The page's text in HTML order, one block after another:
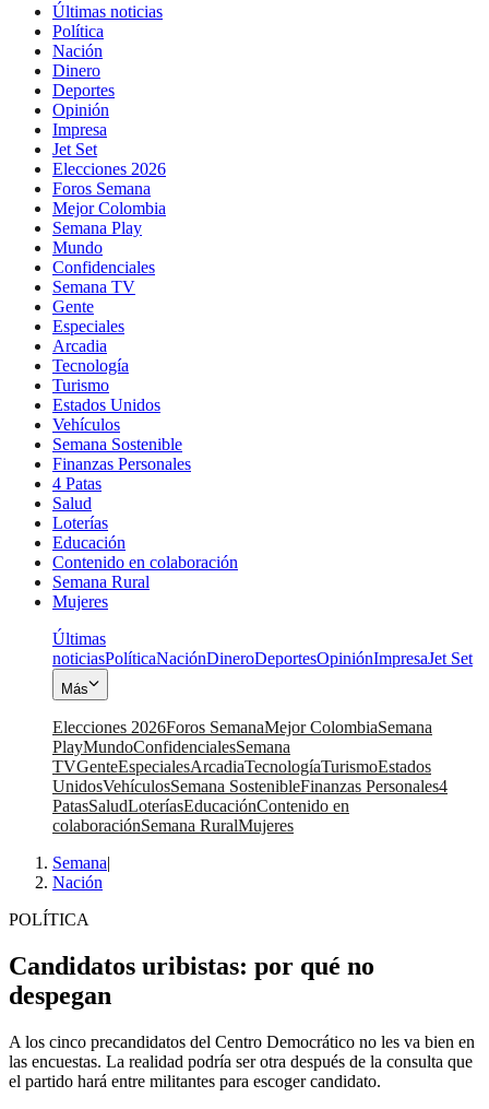
Últimas noticias
Política
Nación
Dinero
Deportes
Opinión
Impresa
Jet Set
Elecciones 2026
Foros Semana
Mejor Colombia
Semana Play
Mundo
Confidenciales
Semana TV
Gente
Especiales
Arcadia
Tecnología
Turismo
Estados Unidos
Vehículos
Semana Sostenible
Finanzas Personales
4 Patas
Salud
Loterías
Educación
Contenido en colaboración
Semana Rural
Mujeres
Últimas
noticiasPolíticaNaciónDineroDeportesOpiniónImpresaJet Set
Más
Elecciones 2026Foros SemanaMejor ColombiaSemana
PlayMundoConfidencialesSemana
TVGenteEspecialesArcadiaTecnologíaTurismoEstados
UnidosVehículosSemana SostenibleFinanzas Personales4
PatasSaludLoteríasEducaciónContenido en
colaboraciónSemana RuralMujeres
Semana|
Nación
POLÍTICA
Candidatos uribistas: por qué no
despegan
A los cinco precandidatos del Centro Democrático no les va bien en
las encuestas. La realidad podría ser otra después de la consulta que
el partido hará entre militantes para escoger candidato.